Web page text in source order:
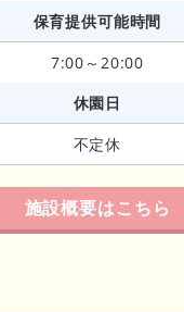
保育提供可能時間
7:00～20:00
休園日
不定休
施設概要はこちら